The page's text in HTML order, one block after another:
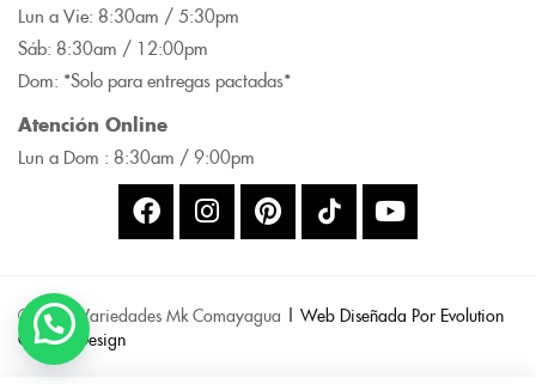
Lun a Vie: 8:30am / 5:30pm
Sáb: 8:30am / 12:00pm
Dom: *Solo para entregas pactadas*
Atención Online
Lun a Dom : 8:30am / 9:00pm
© 2025 Variedades Mk Comayagua | Web Diseñada Por Evolution
Code & Design